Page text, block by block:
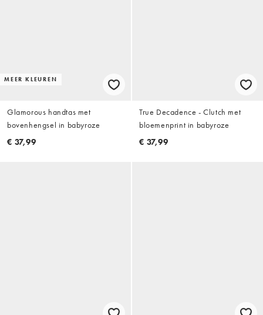
MEER KLEUREN
Glamorous handtas met
bovenhengsel in babyroze
€ 37,99
True Decadence - Clutch met
bloemenprint in babyroze
€ 37,99